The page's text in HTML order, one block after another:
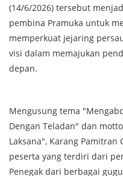
(14/6/2026) tersebut
pembina Pramuka untuk
memperkuat jejaring
visi dalam memajukan
depan.
Mengusung tema
Dengan Teladan" dan
Laksana", Karang Pamitran
peserta yang terdiri dari
Penegak dari berbagai